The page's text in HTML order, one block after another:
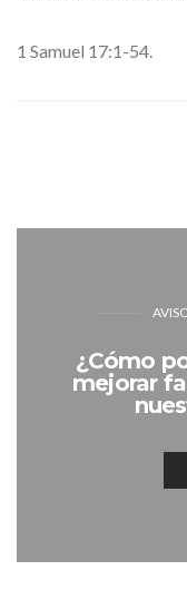
1 Samuel 17:1-54.
¿Cómo
mejorar